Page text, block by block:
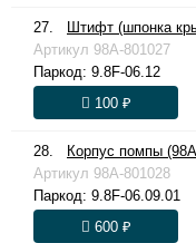
27.
Штифт (шпонка
Артикул 98A-801027
Паркод: 9.8F-06.12
100 ₽
28.
Корпус помпы
Артикул 98A-801028
Паркод: 9.8F-06.09.01
600 ₽